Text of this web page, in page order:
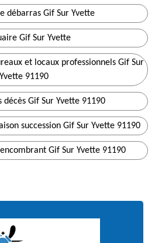
débarras Gif Sur Yvette
Gif Sur Yvette
et locaux professionnels Gif Sur
Yvette 91190
décès Gif Sur Yvette 91190
succession Gif Sur Yvette 91190
Gif Sur Yvette 91190